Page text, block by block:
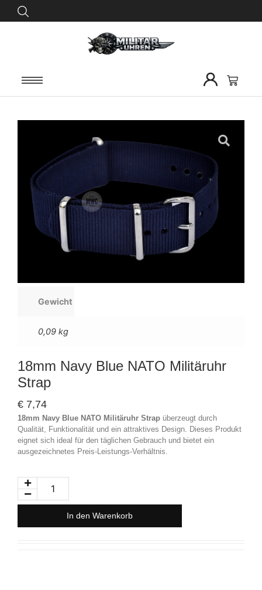
Gewicht
0,09 kg
18mm Navy Blue NATO Militäruhr
Strap
€ 7,74
18mm Navy Blue NATO Militäruhr Strap überzeugt durch
Qualität, Funktionalität und ein attraktives Design. Dieses Produkt
eignet sich ideal für den täglichen Gebrauch und bietet ein
ausgezeichnetes Preis-Leistungs-Verhältnis.
In den Warenkorb